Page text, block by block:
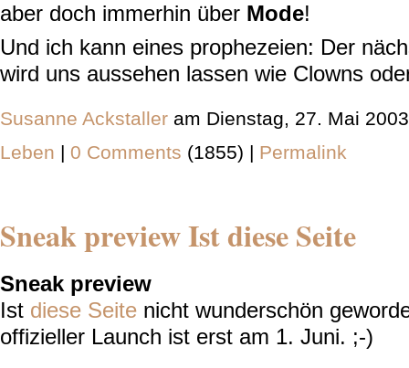
aber doch immerhin über Mode!
Und ich kann eines prophezeien: Der
wird uns aussehen lassen wie Clowns
Susanne Ackstaller am Dienstag, 27. Mai
Leben | 0 Comments (1855) | Permalink
Sneak preview Ist diese Seite
Sneak preview
Ist diese Seite nicht wunderschön
offizieller Launch ist erst am 1. Juni. ;-)